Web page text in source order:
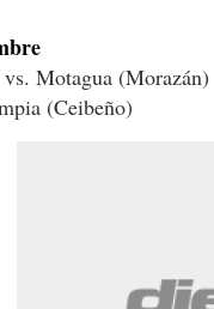
Motagua (Morazán)
(Ceibeño)